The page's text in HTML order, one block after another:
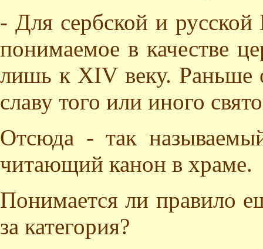
- Для сербской и русской
понимаемое в качестве
лишь к XIV веку. Раньше
славу того или иного
Отсюда - так
читающий канон в храме.
Понимается ли правило
за категория?